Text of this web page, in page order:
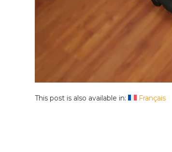
This post is also available in: Français